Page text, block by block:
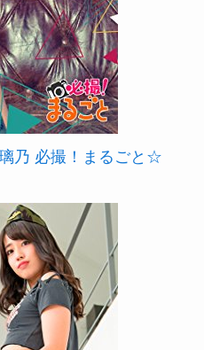
乃 必撮！まるごと☆